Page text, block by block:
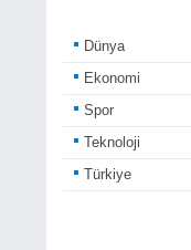
Dünya
Ekonomi
Spor
Teknoloji
Türkiye